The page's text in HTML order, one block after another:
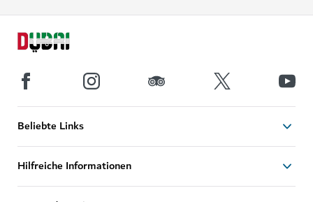
Beliebte Links
Hilfreiche Informationen